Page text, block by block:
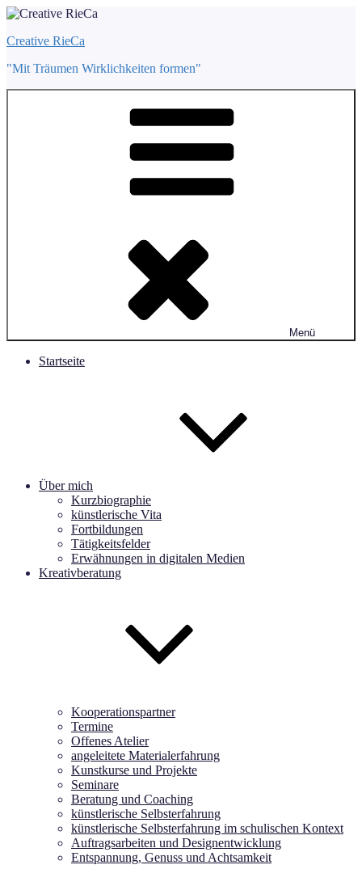
Zum
springen
Creative RieCa
"Mit Träumen Wirklichkeiten formen"
Menü
Startseite
Über mich
Kurzbiographie
künstlerische Vita
Fortbildungen
Tätigkeitsfelder
Erwähnungen in digitalen Medien
Kreativberatung
Kooperationspartner
Termine
Offenes Atelier
angeleitete Materialerfahrung
Kunstkurse und Projekte
Seminare
Beratung und Coaching
künstlerische Selbsterfahrung
künstlerische Selbsterfahrung im schulischen Kontext
Auftragsarbeiten und Designentwicklung
Entspannung, Genuss und Achtsamkeit